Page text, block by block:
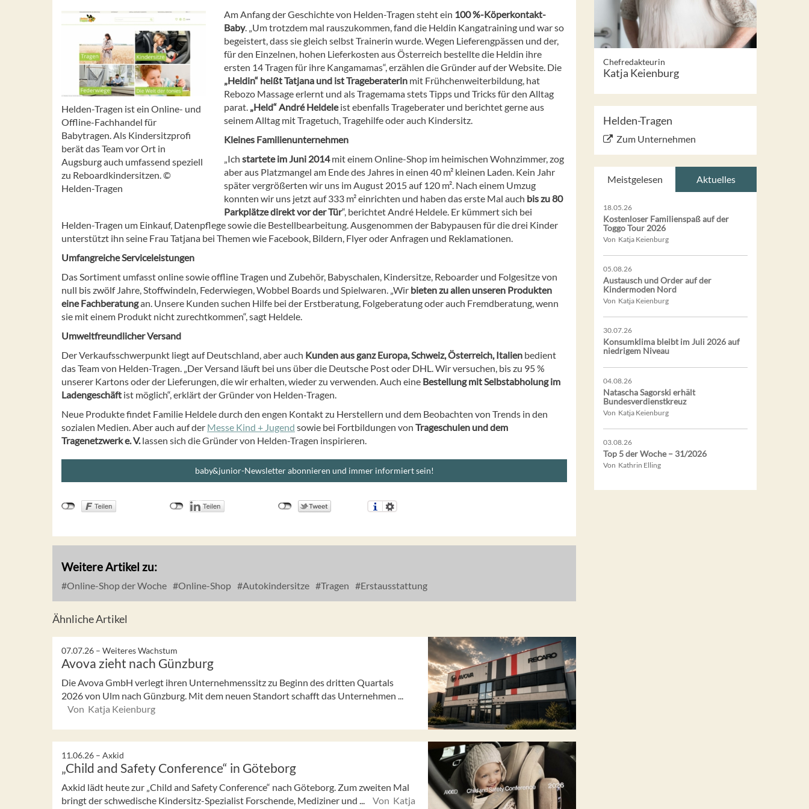
Helden-Tragen ist ein Online- und
Offline-Fachhandel für
Babytragen. Als Kindersitzprofi
berät das Team vor Ort in
Augsburg auch umfassend speziell
zu Reboardkindersitzen. ©
Helden-Tragen
Am Anfang der Geschichte von Helden-Tragen steht ein 100 %-Köperkontakt-
Baby. „Um trotzdem mal rauszukommen, fand die Heldin Kangatraining und war so
begeistert, dass sie gleich selbst Trainerin wurde. Wegen Lieferengpässen und der,
für den Einzelnen, hohen Lieferkosten aus Österreich bestellte die Heldin ihre
ersten 14 Tragen für ihre Kangamamas“, erzählen die Gründer auf der Website. Die
„Heldin“ heißt Tatjana und ist Trageberaterin mit Frühchenweiterbildung, hat
Rebozo Massage erlernt und als Tragemama stets Tipps und Tricks für den Alltag
parat. „Held“ André Heldeleist ebenfalls Trageberater und berichtet gerne aus
seinem Alltag mit Tragetuch, Tragehilfe oder auch Kindersitz.
Kleines Familienunternehmen
„Ich startete im Juni 2014mit einem Online-Shop im heimischen Wohnzimmer, zog
aber aus Platzmangel am Ende des Jahres in einen 40 m² kleinen Laden. Kein Jahr
später vergrößerten wir uns im August 2015 auf 120 m². Nach einem Umzug
konnten wir uns jetzt auf 333 m² einrichten und haben das erste Mal auch bis zu 80
Parkplätze direkt vor der Tür“, berichtet André Heldele. Er kümmert sich bei
Helden-Tragen um Einkauf, Datenpflege sowie die Bestellbearbeitung. Ausgenommen der Babypausen für die drei Kinder
unterstützt ihn seine Frau Tatjana bei Themen wie Facebook, Bildern, Flyer oder Anfragen und Reklamationen.
Umfangreiche Serviceleistungen
Das Sortiment umfasst online sowie offline Tragen und Zubehör, Babyschalen, Kindersitze, Reboarder und Folgesitze von
null bis zwölf Jahre, Stoffwindeln, Federwiegen, Wobbel Boards und Spielwaren. „Wir bieten zu allen unseren Produkten
eine Fachberatungan. Unsere Kunden suchen Hilfe bei der Erstberatung, Folgeberatung oder auch Fremdberatung, wenn
sie mit einem Produkt nicht zurechtkommen“, sagt Heldele.
Umweltfreundlicher Versand
Der Verkaufsschwerpunkt liegt auf Deutschland, aber auch Kunden aus ganz Europa, Schweiz, Österreich, Italien bedient
das Team von Helden-Tragen. „Der Versand läuft bei uns über die Deutsche Post oder DHL. Wir versuchen, bis zu 95 %
unserer Kartons oder der Lieferungen, die wir erhalten, wieder zu verwenden. Auch eine Bestellung mit Selbstabholung im
Ladengeschäft ist möglich“, erklärt der Gründer von Helden-Tragen.
Neue Produkte findet Familie Heldele durch den engen Kontakt zu Herstellern und dem Beobachten von Trends in den
sozialen Medien. Aber auch auf der Messe Kind + Jugend sowie bei Fortbildungen von Trageschulen und dem
Tragenetzwerk e. V.lassen sich die Gründer von Helden-Tragen inspirieren.
baby&junior-Newsletter abonnieren und immer informiert sein!
Weitere Artikel zu:
Online-Shop der Woche Online-Shop Autokindersitze Tragen Erstausstattung
Ähnliche Artikel
07.07.26 – Weiteres Wachstum
Avova zieht nach Günzburg
Die Avova GmbH verlegt ihren Unternehmenssitz zu Beginn des dritten Quartals
2026 von Ulm nach Günzburg. Mit dem neuen Standort schafft das Unternehmen ...
Von Katja Keienburg
11.06.26 – Axkid
„Child and Safety Conference“ in Göteborg
Axkid lädt heute zur „Child and Safety Conference“ nach Göteborg. Zum zweiten Mal
bringt der schwedische Kindersitz-Spezialist Forschende, Mediziner und ...
Von Katja
Chefredakteurin
Katja Keienburg
Helden-Tragen
Zum Unternehmen
Meistgelesen Aktuelles
18.05.26
Kostenloser Familienspaß auf der
Toggo Tour 2026
Von Katja Keienburg
05.08.26
Austausch und Order auf der
Kindermoden Nord
Von Katja Keienburg
30.07.26
Konsumklima bleibt im Juli 2026 auf
niedrigem Niveau
04.08.26
Natascha Sagorski erhält
Bundesverdienstkreuz
Von Katja Keienburg
03.08.26
Top 5 der Woche – 31/2026
Von Kathrin Elling